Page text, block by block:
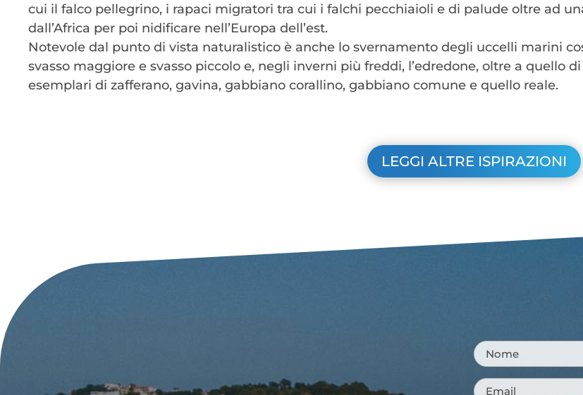
cui il falco pellegrino, i rapaci migratori tra cui i falchi pecchiaioli e di palude oltre ad
dall’Africa per poi nidificare nell’Europa dell’est.
Notevole dal punto di vista naturalistico è anche lo svernamento degli uccelli marini
svasso maggiore e svasso piccolo e, negli inverni più freddi, l’edredone, oltre a quello
esemplari di zafferano, gavina, gabbiano corallino, gabbiano comune e quello reale.
LEGGI ALTRE ISPIRAZIONI
Nome*
Email*